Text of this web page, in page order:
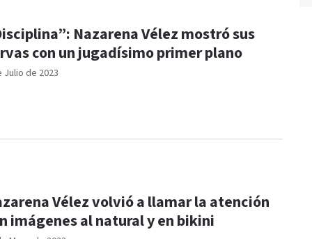
Julio de 2023
Nazarena Vélez mostró sus
con un jugadísimo primer plano
Vélez volvió a llamar la atención
imágenes al natural y en bikini